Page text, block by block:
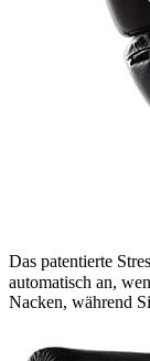
Das patentierte
automatisch an,
Nacken, während